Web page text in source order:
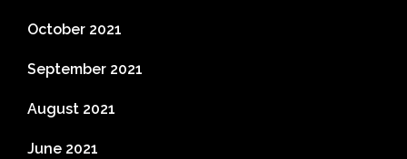
October 2021
September 2021
August 2021
June 2021